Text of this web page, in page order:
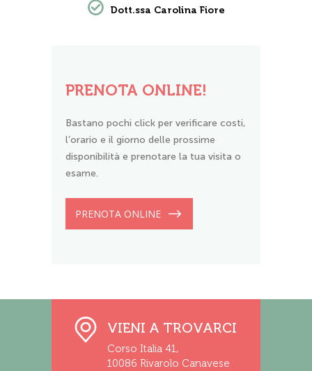
Dott.ssa Carolina Fiore
PRENOTA ONLINE!
Bastano pochi click per verificare costi,
l’orario e il giorno delle prossime
disponibilità e prenotare la tua visita o
esame.
PRENOTA ONLINE
VIENI A TROVARCI
Corso Italia 41,
10086 Rivarolo Canavese